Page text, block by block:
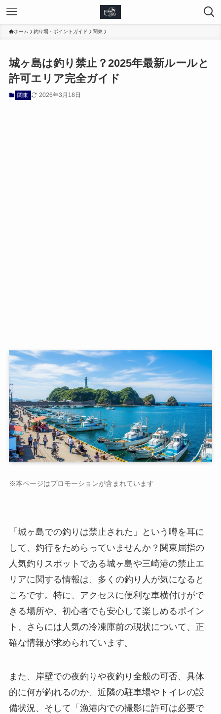
ホーム 釣り場・ポイントガイド 関東
城ヶ島は釣り禁止？2025年最新ルールと
許可エリア完全ガイド
関東 2026年3月18日
※本ページはプロモーションが含まれています
「城ヶ島での釣りは禁止された」という噂を耳に
して、釣行をためらっていませんか？関東屈指の
人気釣りスポットである城ヶ島や三崎港の禁止エ
リアに関する情報は、多くの釣り人が気になると
ころです。特に、アクセスに便利な車横付けがで
きる場所や、初心者でも安心して楽しめるポイン
ト、さらには人気の冷凍庫前の現状について、正
確な情報が求められています。
また、岸壁での夜釣りや夜釣り全般の可否、具体
的に何が釣れるのか、近隣の駐車場やトイレの設
備状況、そして「漁港内での撮影に許可は必要で